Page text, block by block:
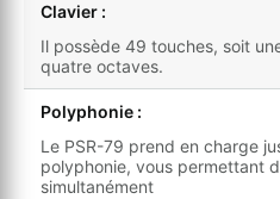
Clavier :
Il possède 49 touches, soit
quatre octaves.
Polyphonie :
Le PSR-79 prend en charge
polyphonie, vous permettant
simultanément